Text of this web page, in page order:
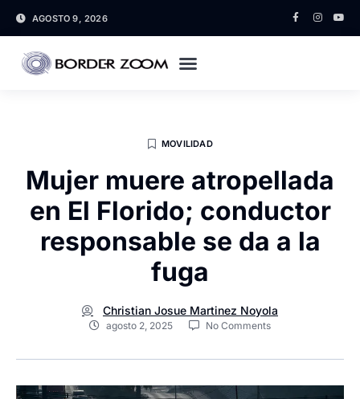
AGOSTO 9, 2026
MOVILIDAD
Mujer muere atropellada
en El Florido; conductor
responsable se da a la
fuga
Christian Josue Martinez Noyola
agosto 2, 2025 No Comments